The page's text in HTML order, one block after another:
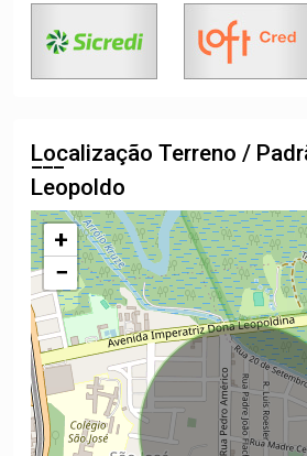
Localização Terreno /
Leopoldo
+
−